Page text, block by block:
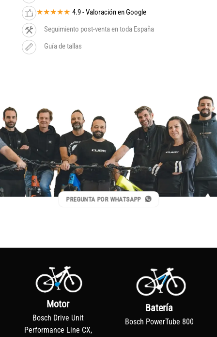
★★★★★ 4.9 - Valoración en Google
Seguimiento post-venta en toda España
Guía de tallas
PREGUNTA POR WHATSAPP
Motor
Bosch Drive Unit
Performance Line CX,
Batería
Bosch PowerTube 800